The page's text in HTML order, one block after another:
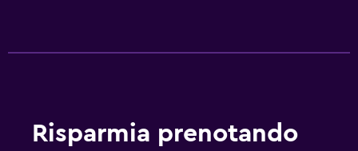
Risparmia prenotando